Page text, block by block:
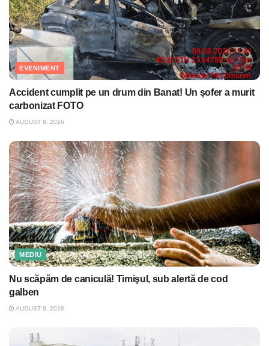
EVENIMENT
Accident cumplit pe un drum din Banat! Un şofer a murit
carbonizat FOTO
AUGUST 8, 2026
MEDIU
Nu scăpăm de caniculă! Timişul, sub alertă de cod
galben
AUGUST 8, 2026